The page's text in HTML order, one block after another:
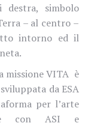
simbolo
– al centro –
intorno ed il
missione VITA è
da ESA
per l’arte
con ASI e